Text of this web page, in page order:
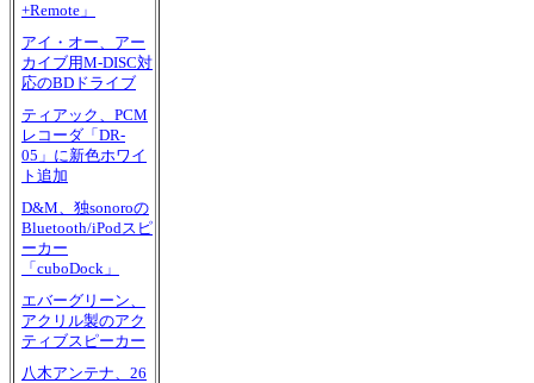
+Remote」
アイ・オー、アー
カイブ用M-DISC対
応のBDドライブ
ティアック、PCM
レコーダ「DR-
05」に新色ホワイ
ト追加
D&M、独sonoroの
Bluetooth/iPodスピ
ーカー
「cuboDock」
エバーグリーン、
アクリル製のアク
ティブスピーカー
八木アンテナ、26